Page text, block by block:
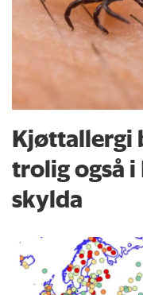
Kjøttallergi
trolig også
skylda